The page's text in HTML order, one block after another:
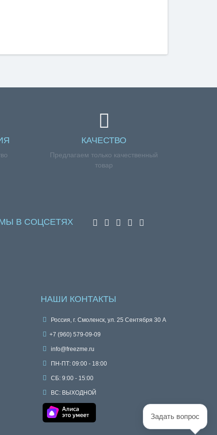
КАЧЕСТВО
Предлагаем только качественный
товар
В СОЦСЕТЯХ
НАШИ КОНТАКТЫ
Россия, г. Смоленск, ул. 25 Сентября 30 А
+7 (960) 579-09-09
info@freezme.ru
ПН-ПТ: 09:00 - 18:00
СБ: 9:00 - 15:00
ВС: ВЫХОДНОЙ
Задать вопрос